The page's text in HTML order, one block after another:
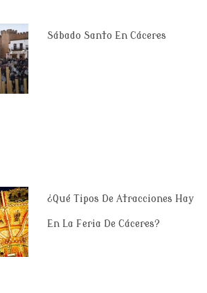
Sábado Santo En Cáceres
¿Qué Tipos De Atracciones Hay
En La Feria De Cáceres?